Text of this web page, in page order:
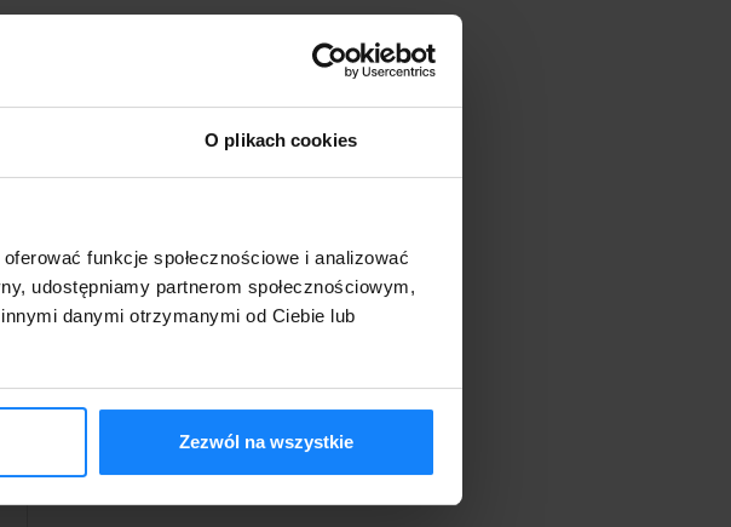
O plikach cookies
funkcje społecznościowe i analizować
udostępniamy partnerom społecznościowym,
danymi otrzymanymi od Ciebie lub
Zezwól na wszystkie